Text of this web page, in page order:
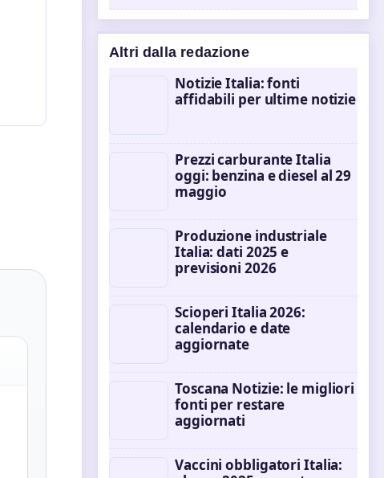
Altri dalla redazione
Notizie Italia: fonti
affidabili per ultime notizie
Prezzi carburante Italia
oggi: benzina e diesel al 29
maggio
Produzione industriale
Italia: dati 2025 e
previsioni 2026
Scioperi Italia 2026:
calendario e date
aggiornate
Toscana Notizie: le migliori
fonti per restare
aggiornati
Vaccini obbligatori Italia: